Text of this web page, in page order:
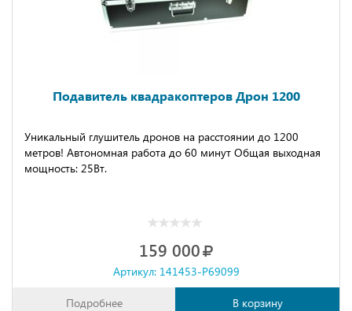
Подавитель квадракоптеров Дрон 1200
Уникальный глушитель дронов на расстоянии до 1200
метров! Автономная работа до 60 минут Общая выходная
мощность: 25Вт.
159 000
Артикул: 141453-P69099
Подробнее В корзину